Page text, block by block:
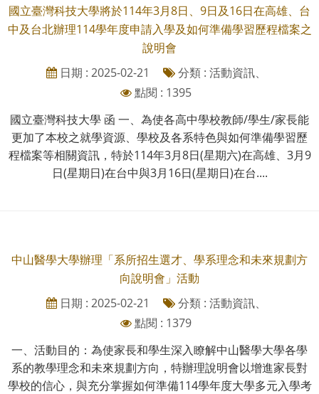
國立臺灣科技大學將於114年3月8日、9日及16日在高雄、台
中及台北辦理114學年度申請入學及如何準備學習歷程檔案之
說明會
日期 : 2025-02-21
分類 : 活動資訊、
點閱 : 1395
國立臺灣科技大學 函 一、為使各高中學校教師/學生/家長能
更加了本校之就學資源、學校及各系特色與如何準備學習歷
程檔案等相關資訊，特於114年3月8日(星期六)在高雄、3月9
日(星期日)在台中與3月16日(星期日)在台....
中山醫學大學辦理「系所招生選才、學系理念和未來規劃方
向說明會」活動
日期 : 2025-02-21
分類 : 活動資訊、
點閱 : 1379
一、活動目的：為使家長和學生深入瞭解中山醫學大學各學
系的教學理念和未來規劃方向，特辦理說明會以增進家長對
學校的信心，與充分掌握如何準備114學年度大學多元入學考